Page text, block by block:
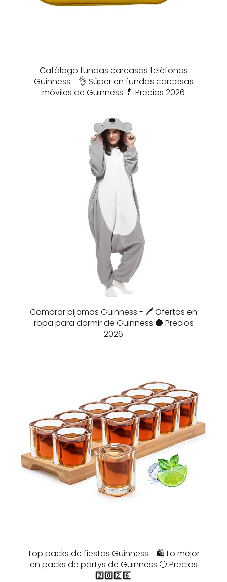
Catálogo fundas carcasas teléfonos
Guinness - 👌 Súper en fundas carcasas
móviles de Guinness 🔝 Precios 2026
Comprar pijamas Guinness - 🖊️ Ofertas en
ropa para dormir de Guinness 🔵 Precios
2026
Top packs de fiestas Guinness - 🛍️ Lo mejor
en packs de partys de Guinness 🔵 Precios
2️⃣0️⃣2️⃣6️⃣